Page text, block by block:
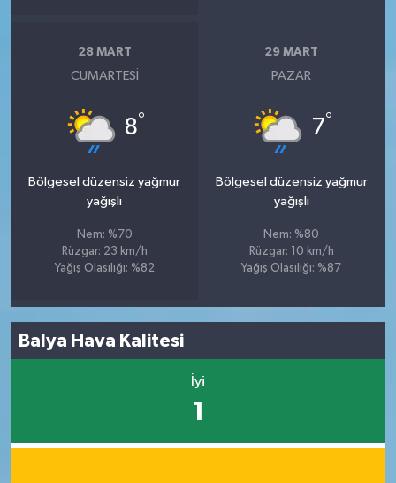
28 MART
CUMARTESI
8°
Bölgesel düzensiz yağmur
yağışlı
Nem: %70
Rüzgar: 23 km/h
Yağış Olasılığı: %82
29 MART
PAZAR
7°
Bölgesel düzensiz yağmur
yağışlı
Nem: %80
Rüzgar: 10 km/h
Yağış Olasılığı: %87
Balya Hava Kalitesi
İyi
1